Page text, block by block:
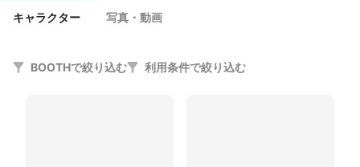
キャラクター 写真・動画
BOOTHで絞り込む 利用条件で絞り込む